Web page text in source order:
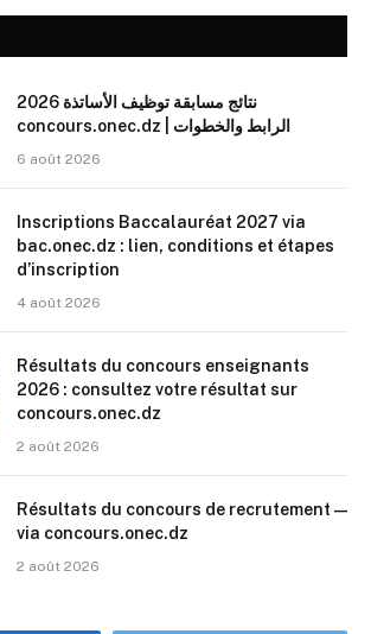
نتائج مسابقة توظيف الأساتذة 2026
concours.onec.dz | الرابط والخطوات
6 août 2026
Inscriptions Baccalauréat 2027 via
bac.onec.dz : lien, conditions et étapes
d’inscription
4 août 2026
Résultats du concours enseignants
2026 : consultez votre résultat sur
concours.onec.dz
2 août 2026
Résultats du concours de recrutement —
via concours.onec.dz
2 août 2026